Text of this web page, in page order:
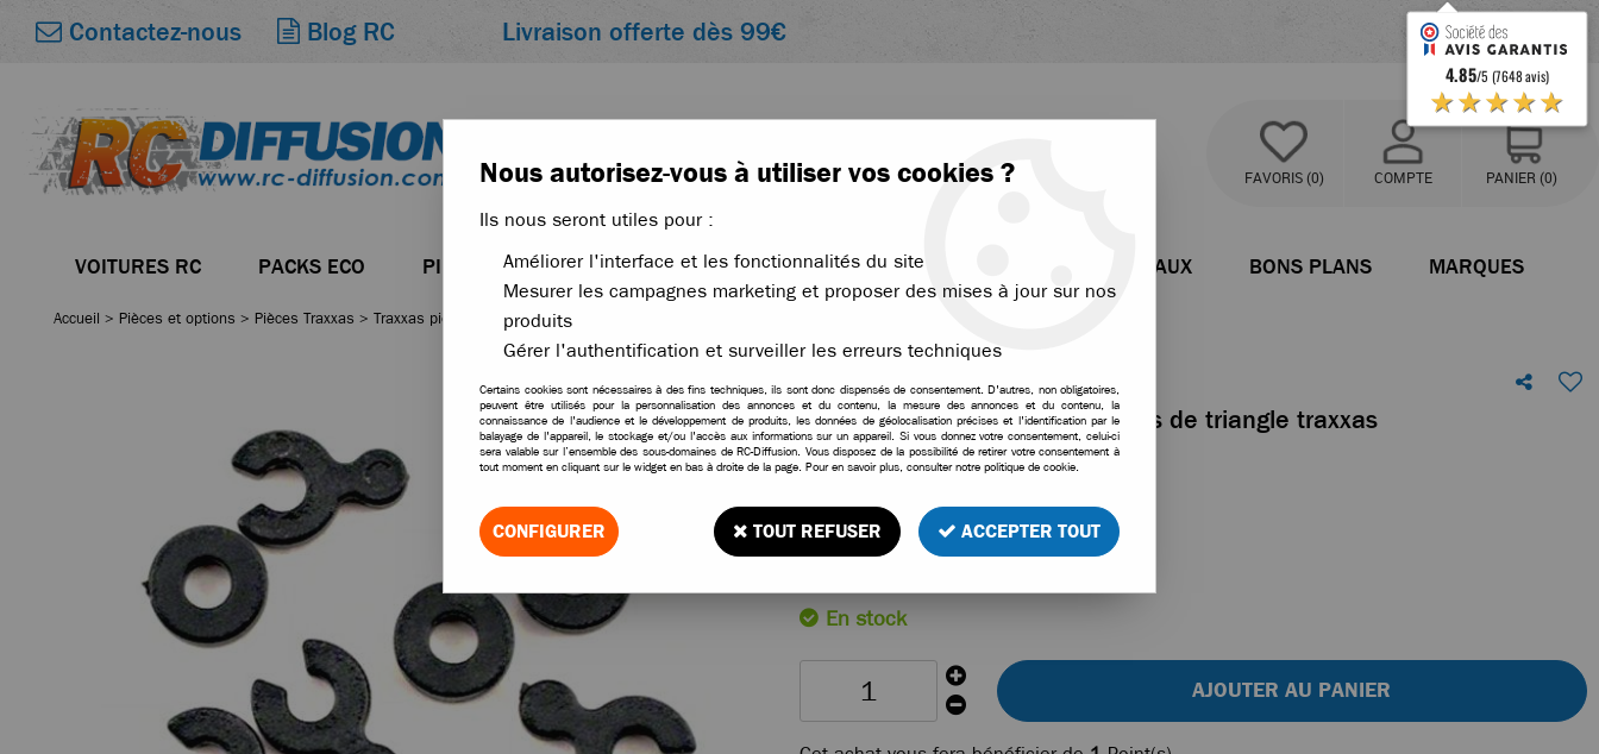
Contactez-nous Blog RC Livraison offerte dès 99€
FAVORIS (0) COMPTE PANIER (0)
VOITURES RC PACKS ECO PIÈCES ACCESSOIRES ÉLECTRONIQUE BATEAUX BONS PLANS MARQUES
Accueil > Pièces et options > Pièces Traxxas > Traxxas pièces modèles divers
Clips + rondelles de calage axes de triangle traxxas
Soyez le premier à donner votre avis !
4,90 €TTC
En stock
AJOUTER AU PANIER
Nous autorisez-vous à utiliser vos cookies ?
Ils nous seront utiles pour :
Améliorer l'interface et les fonctionnalités du site
Mesurer les campagnes marketing et proposer des mises à jour sur nos
produits
Gérer l'authentification et surveiller les erreurs techniques
Certains cookies sont nécessaires à des fins techniques, ils sont donc dispensés de consentement. D'autres, non obligatoires,
peuvent être utilisés pour la personnalisation des annonces et du contenu, la mesure des annonces et du contenu, la
connaissance de l'audience et le développement de produits, les données de géolocalisation précises et l'identification par le
balayage de l'appareil, le stockage et/ou l'accès aux informations sur un appareil. Si vous donnez votre consentement, celui-ci
sera valable sur l’ensemble des sous-domaines de RC-Diffusion. Vous disposez de la possibilité de retirer votre consentement à
tout moment en cliquant sur le widget en bas à droite de la page. Pour en savoir plus, consulter notre politique de cookie.
CONFIGURER TOUT REFUSER ACCEPTER TOUT
4.85/5 (7648 avis)
★★★★★